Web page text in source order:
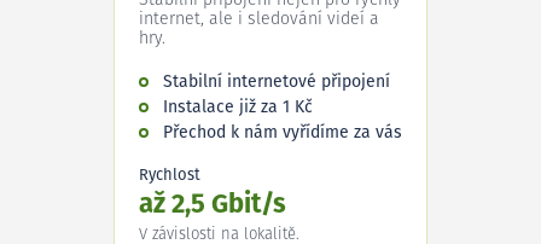
internet, ale i sledování videí a
hry.
Stabilní internetové připojení
Instalace již za 1 Kč
Přechod k nám vyřídíme za vás
Rychlost
až 2,5 Gbit/s
V závislosti na lokalitě.